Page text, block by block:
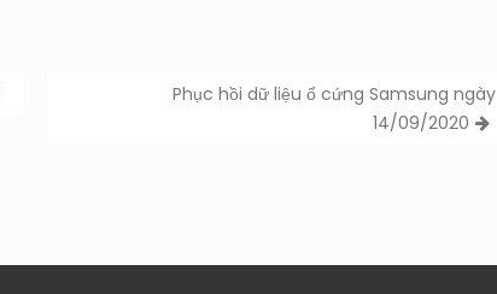
Phục hồi dữ liệu ổ cứng Samsung ngày
14/09/2020